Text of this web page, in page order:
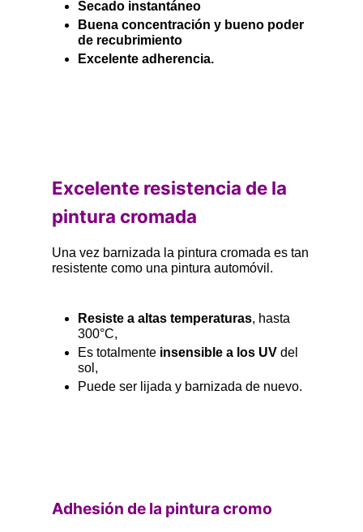
Secado instantáneo
Buena concentración y bueno poder
de recubrimiento
Excelente adherencia.
Excelente resistencia de la
pintura cromada
Una vez barnizada la pintura cromada es tan
resistente como una pintura automóvil.
Resiste a altas temperaturas, hasta
300°C,
Es totalmente insensible a los UV del
sol,
Puede ser lijada y barnizada de nuevo.
Adhesión de la pintura cromo